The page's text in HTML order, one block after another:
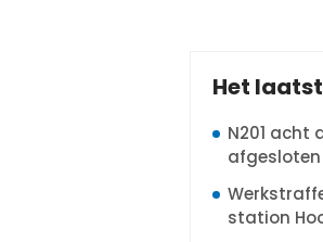
Het
N201 acht
station